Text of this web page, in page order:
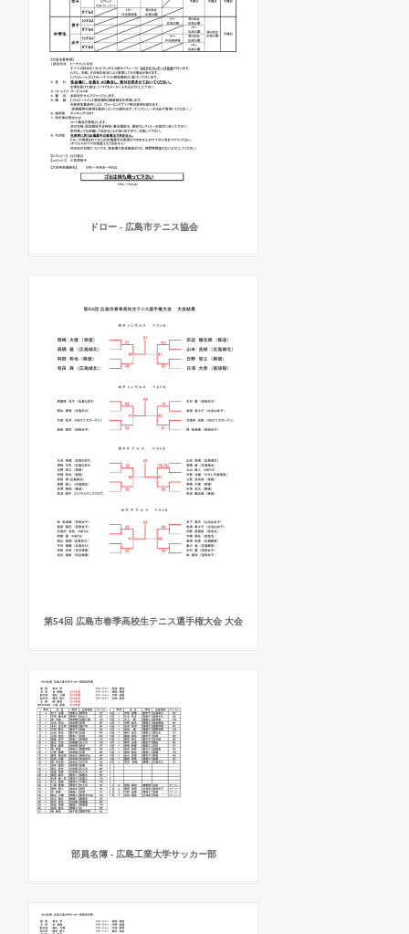
ドロー - 広島市テニス協会
第54回 広島市春季高校生テニス選手権大会 大会
部員名簿 - 広島工業大学サッカー部